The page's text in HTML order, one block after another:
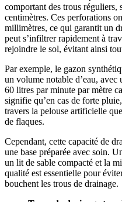
comportant des trous réguliers,
centimètres. Ces perforations
millimètres, ce qui garantit un
peut s’infiltrer rapidement à
rejoindre le sol, évitant ainsi
Par exemple, le gazon
un volume notable d’eau, avec
60 litres par minute par mètre
signifie qu’en cas de forte
travers la pelouse artificielle
de flaques.
Cependant, cette capacité de
une base préparée avec soin.
un lit de sable compacté et la
qualité est essentielle pour
bouchent les trous de drainage.